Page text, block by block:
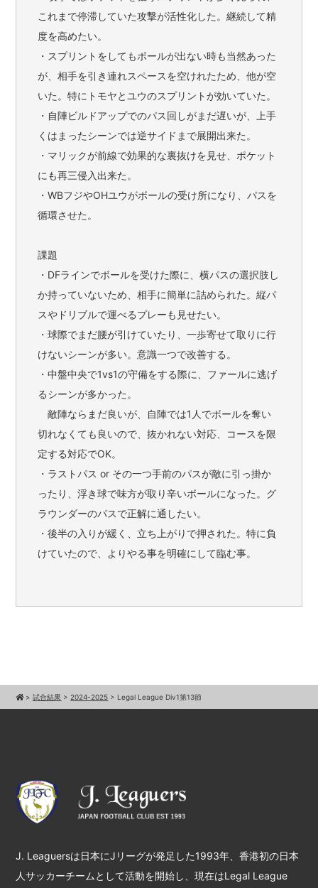
これまで停滞していた攻撃が活性化した。継続して精
度を高めたい。
・スプリントをしてもボールが出ない時も当然あった
が、相手を引き連れスペースを空けれたため、他が空
いた。特にトモヤとユウのスプリントが効いていた。
・自陣ビルドアップでのパス回しがまだ遅いが、上手
くはまったシーンでは逆サイドまで展開出来た。
・マリックが前線で効果的な裏抜けを見せ、ポケット
にも再三侵入出来た。
・WBフジやOHユウがボールの受け所になり、パスを
循環させた。
課題
・DFラインでボールを受けた際に、横パスの選択肢し
か持っていないため、相手に簡単に詰められた。縦パ
スやドリブルで運べるプレーも見せたい。
・球際でまだ腰が引けていたり、一歩寄せて取りに行
けないシーンが多い。意識一つで改善する。
・中盤中央で1vs1の守備をする際に、ファールに逃げ
るシーンが多かった。
敵陣ならまだ良いが、自陣では1人でボールを奪い
切れなくても良いので、抜かれない対応、コースを限
定する対応でOK。
・ラストパス or その一つ手前のパスが敵に引っ掛か
ったり、浮き球で味方が取り辛いボールになった。グ
ラウンダーのパスで正解に通したい。
・後半の入りが緩く、立ち上がりで押された。特に負
けていたので、よりやる事を明確にして臨む事。
>試合結果 > 2024-2025 > Legal League Div1第13節
J. Leaguersは日本にJリーグが発足した1993年、香港初の日本
人サッカーチームとして活動を開始し、現在はLegal League